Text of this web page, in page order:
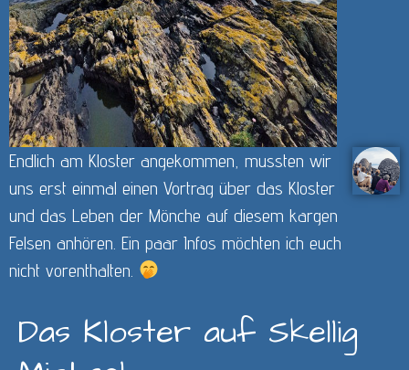
Endlich am Kloster angekommen, mussten wir
uns erst einmal einen Vortrag über das Kloster
und das Leben der Mönche auf diesem kargen
Felsen anhören. Ein paar Infos möchten ich euch
nicht vorenthalten.
Das Kloster auf Skellig